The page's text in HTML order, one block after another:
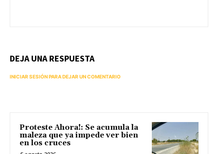
DEJA UNA RESPUESTA
INICIAR SESIÓN PARA DEJAR UN COMENTARIO
Proteste Ahora!: Se acumula la
maleza que ya impede ver bien
en los cruces